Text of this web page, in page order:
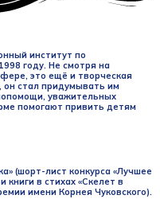
институт по
году. Не смотря на
это ещё и творческая
он стал придумывать им
уважительных
помогают привить детям
(шорт-лист конкурса «Лучшее
книги в стихах «Скелет в
имени Корнея Чуковского).